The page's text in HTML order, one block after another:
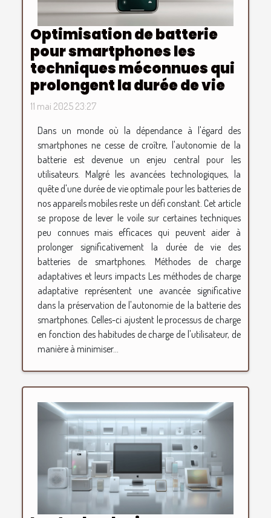
Optimisation de batterie
pour smartphones les
techniques méconnues qui
prolongent la durée de vie
11 mai 2025 23:27
Dans un monde où la dépendance à l'égard des
smartphones ne cesse de croître, l'autonomie de la
batterie est devenue un enjeu central pour les
utilisateurs. Malgré les avancées technologiques, la
quête d'une durée de vie optimale pour les batteries de
nos appareils mobiles reste un défi constant. Cet article
se propose de lever le voile sur certaines techniques
peu connues mais efficaces qui peuvent aider à
prolonger significativement la durée de vie des
batteries de smartphones. Méthodes de charge
adaptatives et leurs impacts Les méthodes de charge
adaptative représentent une avancée significative
dans la préservation de l'autonomie de la batterie des
smartphones. Celles-ci ajustent le processus de charge
en fonction des habitudes de charge de l'utilisateur, de
manière à minimiser...